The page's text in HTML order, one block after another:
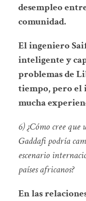
desempleo
comunidad.
El ingeniero
inteligente y
problemas de
tiempo, pero el
mucha
6) ¿Cómo cree
Gaddafi podría
escenario
países africanos?
En las